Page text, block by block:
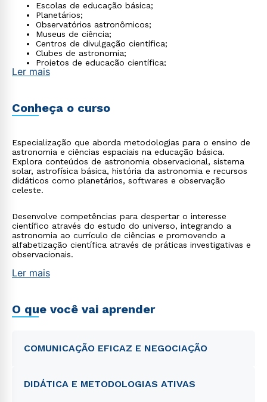
Escolas de educação básica;
Planetários;
Observatórios astronômicos;
Museus de ciência;
Centros de divulgação científica;
Clubes de astronomia;
Projetos de educação científica;
Produção de conteúdo educacional.
Ler mais
Conheça o curso
Especialização que aborda metodologias para o ensino de
astronomia e ciências espaciais na educação básica.
Explora conteúdos de astronomia observacional, sistema
solar, astrofísica básica, história da astronomia e recursos
didáticos como planetários, softwares e observação
celeste.
Desenvolve competências para despertar o interesse
científico através do estudo do universo, integrando a
astronomia ao currículo de ciências e promovendo a
alfabetização científica através de práticas investigativas e
observacionais.
Ler mais
O que você vai aprender
COMUNICAÇÃO EFICAZ E NEGOCIAÇÃO
DIDÁTICA E METODOLOGIAS ATIVAS